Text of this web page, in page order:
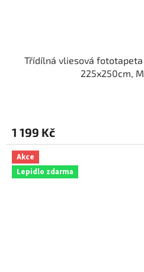
Třídílná vliesová
225x250cm,
1 199 Kč
Akce
Lepidlo zdarma